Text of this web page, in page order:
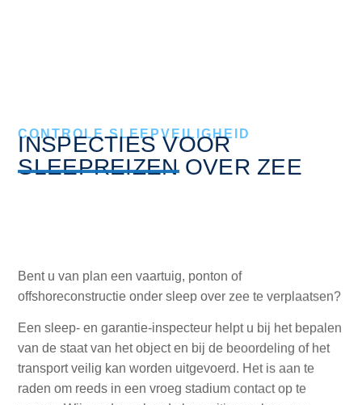
CONTROLE SLEEPVEILIGHEID
INSPECTIES VOOR
SLEEPREIZEN OVER ZEE
van de staat van het object en bij de beoordeling of het
transport veilig kan worden uitgevoerd. Het is aan te
raden om reeds in een vroeg stadium contact op te
nemen. Wij worden erkend als maritieme sleep‑ en
garantie‑inspecteur door tal van toonaangevende
verzekeraars. Onze sleepinspecties omvatten een
gedetailleerde evaluatie van: